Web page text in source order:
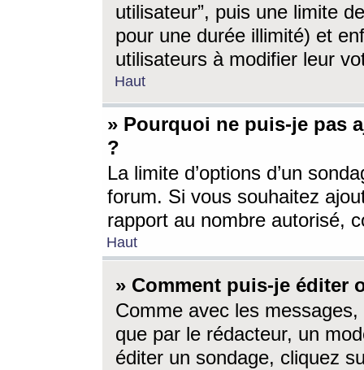
utilisateur”, puis une limite
pour une durée illimité) et
utilisateurs à modifier leur
Haut
» Pourquoi ne puis-je pas
?
La limite d’options d’un
forum. Si vous souhaitez
rapport au nombre autorisé,
Haut
» Comment puis-je éditer
Comme avec les
que par le rédacteur, un
éditer un sondage, cliquez